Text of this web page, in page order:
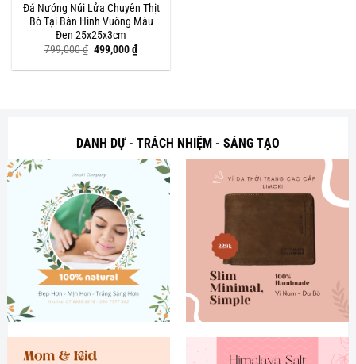
Đá Nướng Núi Lửa Chuyên Thịt
Bò Tại Bàn Hình Vuông Màu
Đen 25x25x3cm
799,000₫ Giá
là:
499,000₫Giá
hiện
tại
DANH DỰ - TRÁCH NHIỆM - SÁNG TẠO